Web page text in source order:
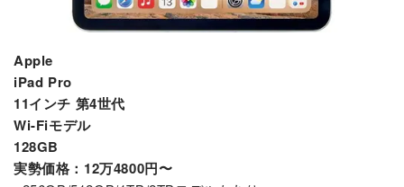
Apple
iPad Pro
11インチ 第4世代
Wi-Fiモデル
128GB
実勢価格：12万4800円〜